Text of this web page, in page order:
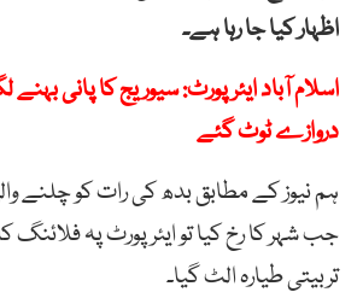
اظہار کیا جا رہا ہے۔
اسلام آباد ایئرپورٹ: سیوریج کا پانی بہنے
دروازے ٹوٹ گئے
ہم نیوز کے مطابق بدھ کی رات کو چلنے
جب شہر کا رخ کیا تو ایئرپورٹ پہ فلائنگ
تربیتی طیارہ الٹ گیا۔